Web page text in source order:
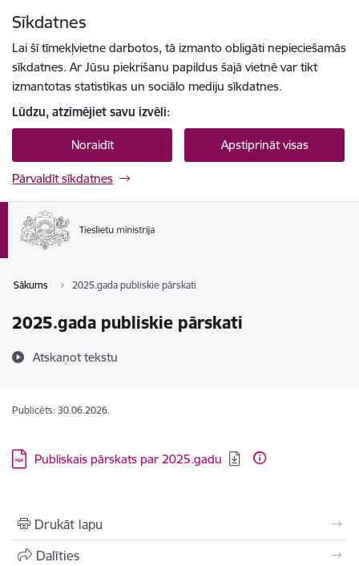
Sīkdatnes
Lai šī tīmekļvietne darbotos, tā izmanto obligāti nepieciešamās
sīkdatnes. Ar Jūsu piekrišanu papildus šajā vietnē var tikt
izmantotas statistikas un sociālo mediju sīkdatnes.
Lūdzu, atzīmējiet savu izvēli:
Noraidīt Apstiprināt visas
Pārvaldīt sīkdatnes
Sākums 2025.gada publiskie pārskati
2025.gada publiskie pārskati
Atskaņot tekstu
Publicēts: 30.06.2026.
Lejupielādēt:
Publiskais pārskats par 2025.gadu
Drukāt lapu
Dalīties